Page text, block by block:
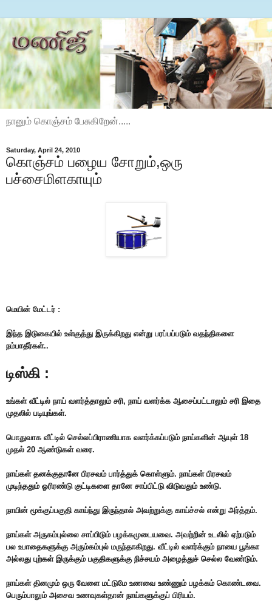
நானும் கொஞ்சம் பேசுகிறேன்.....
Saturday, April 24, 2010
கொஞ்சம் பழைய சோறும்,ஒரு
பச்சைமிளகாயும்
மெயின் மேட்டர் :
இந்த இடுகையில் உள்குத்து இருக்கிறது என்று பரப்பப்படும் வதந்திகளை
நம்பாதீர்கள்..
டிஸ்கி :
உ‌ங்க‌ள் ‌வீ‌ட்டில் நா‌ய் வள‌ர்‌த்தாலு‌ம் ச‌ரி, நா‌ய் வள‌ர்‌‌க்க ஆசை‌ப்ப‌ட்டாலு‌ம் ச‌ரி இதை
முத‌லி‌ல் படியு‌ங்க‌ள்.
பொதுவாக வீட்டில் செல்லப்பிராணியாக வளர்க்கப்படும் நாய்களின் ஆயுள் 18
முதல் 20 ஆண்டுகள் வரை.
நாய்கள் தனக்குதானே பிரசவம் பார்த்துக் கொள்ளும். நாய்கள் பிரசவம்
முடிந்ததும் ஓரிரண்டு குட்டிகளை தானே சாப்பிட்டு விடுவது‌ம் உண்டு.
நாயின் மூக்குப்பகுதி காய்ந்து இருந்தால் அவற்றுக்கு காய்ச்சல் என்று அர்த்தம்.
நாய்கள் அருகம்புல்லை சாப்பிடும் பழக்கமுடையவை. அவற்றின் உடலில் ஏற்படும்
பல உபாதைகளுக்கு அரும்கம்புல் மருந்தாகிறது. ‌வீ‌ட்டி‌ல் வள‌ர்‌க்கு‌ம் நாயை பூ‌ங்கா
அ‌ல்லது பு‌ற்க‌ள் இரு‌க்கு‌‌ம் பகு‌திகளு‌க்கு ‌நி‌ச்சய‌ம் அழை‌த்து‌ச் செ‌ல்ல வே‌ண்டு‌ம்.
நாய்கள் தினமும் ஒரு வேளை மட்டுமே உணவை உண்ணும் பழக்கம் கொண்டவை.
பெரு‌ம்பாலு‌ம் அசைவ உணவுக‌ள்தா‌ன் நா‌‌ய்களு‌க்கு‌ப் ‌பி‌ரிய‌ம்.